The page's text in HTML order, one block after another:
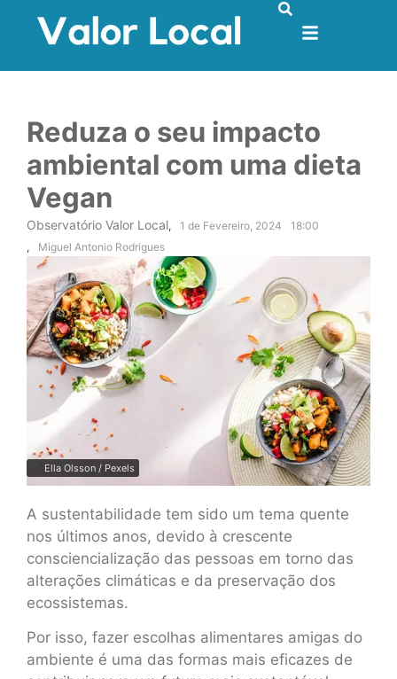
Reduza o seu impacto
ambiental com uma dieta
Vegan
Observatório Valor Local, 1 de Fevereiro, 2024
18:00
,
Miguel Antonio Rodrigues
Ella Olsson / Pexels
A sustentabilidade tem sido um tema quente
nos últimos anos, devido à crescente
consciencialização das pessoas em torno das
alterações climáticas e da preservação dos
ecossistemas.
Por isso, fazer escolhas alimentares amigas do
ambiente é uma das formas mais eficazes de